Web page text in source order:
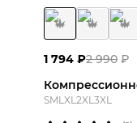
2 990 ₽
1 794 ₽
SML XL 2XL 3XL